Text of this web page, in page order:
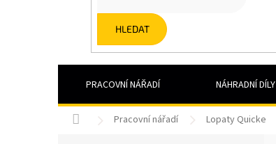
HLEDAT
PRACOVNÍ NÁŘADÍ NÁHRADNÍ DÍLY
Domů Pracovní nářadí Lopaty Quicke